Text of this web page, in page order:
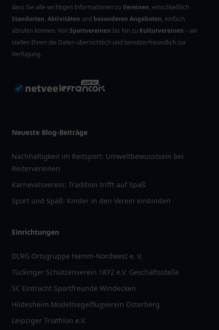
dass Sie alle wichtigen Informationen zu Vereinen, einschließlich
Standorten, Aktivitäten und besonderen Angeboten, einfach
abrufen können. VonSportvereinen bis hin zu Kulturvereinen – wir
stellen Ihnen die Daten übersichtlich und benutzerfreundlich zur
Verfügung.
Neueste Blog-Beiträge
Nachhaltigkeit im Reitsport: Umweltbewusstsein bei
Reitervereinen
Karnevalsverein: Tradition trifft auf Spaß
Sport und Spaß: Kinder in den Verein einbinden
Einrichtungen
DLRG Ortsgruppe Hamm-Nordwest e. V.
Tückinger Schützenverein 1872 e.V. Geschäftsstelle
SC Eintracht Sportfreunde Windecken
Hildesheim Modellsegelflugverein Osterberg
Leipziger Triathlon e.V.